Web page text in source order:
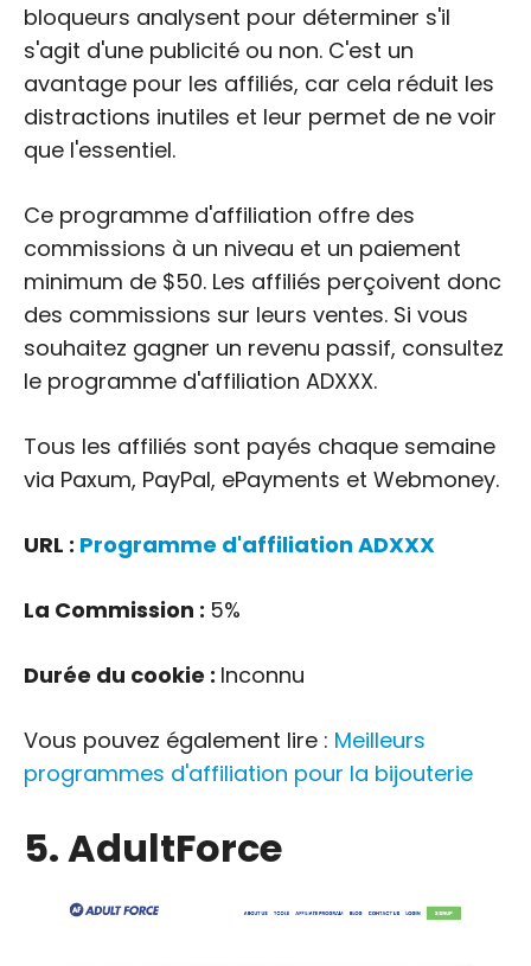
bloqueurs analysent pour déterminer s'il
s'agit d'une publicité ou non. C'est un
avantage pour les affiliés, car cela réduit les
distractions inutiles et leur permet de ne voir
que l'essentiel.
Ce programme d'affiliation offre des
commissions à un niveau et un paiement
minimum de $50. Les affiliés perçoivent donc
des commissions sur leurs ventes. Si vous
souhaitez gagner un revenu passif, consultez
le programme d'affiliation ADXXX.
Tous les affiliés sont payés chaque semaine
via Paxum, PayPal, ePayments et Webmoney.
URL : Programme d'affiliation ADXXX
La Commission : 5%
Durée du cookie : Inconnu
Vous pouvez également lire : Meilleurs
programmes d'affiliation pour la bijouterie
5. AdultForce